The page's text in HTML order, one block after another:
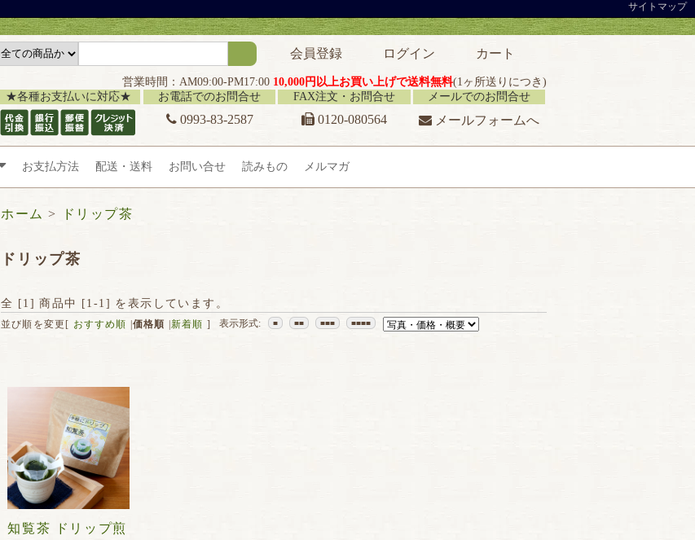
サイトマップ
会員登録 ログイン カート
営業時間：AM09:00-PM17:00 10,000円以上お買い上げで送料無料(1ヶ所送りにつき)
メールでのお問合せ
メールフォームへ
FAX注文・お問合せ
0120-080564
お電話でのお問合せ
0993-83-2587
★各種お支払いに対応★
お支払方法 配送・送料 お問い合せ 読みもの メルマガ
ホーム > ドリップ茶
ドリップ茶
全 [ 1 ] 商品中 [ 1 -1 ] を表示しています。
並び順を変更 [ おすすめ順 |価格順 |新着順 ] 表示形式: ■ ■■ ■■■ ■■■■
知覧茶 ドリップ煎